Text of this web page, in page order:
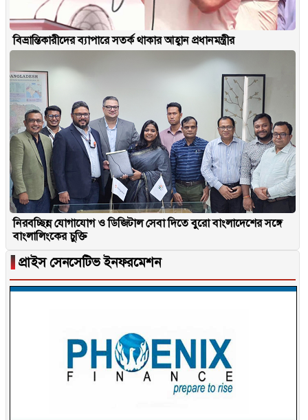
বিভ্রান্তিকারীদের ব্যাপারে সতর্ক থাকার আহ্বান প্রধানমন্ত্রীর
নিরবচ্ছিন্ন যোগাযোগ ও ডিজিটাল সেবা দিতে বুরো বাংলাদেশের সঙ্গে
বাংলালিংকের চুক্তি
▐ প্রাইস সেনসেটিভ ইনফরমেশন